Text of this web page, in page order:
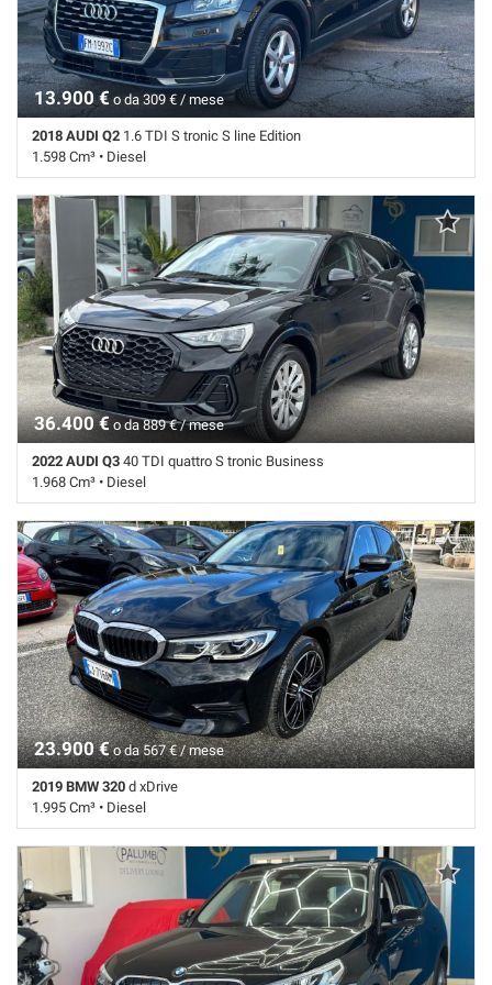
Navigatore satellitare • Specchietti laterali elettrici • Telecamera per
parcheggio assistito
13.900 €o da 309 € / mese
2018 AUDI Q2 1.6 TDI S tronic S line Edition
1.598 Cm³ • Diesel
208.104 Km • Cambio Sequenziale (7) • Nero pastello • 5 Porte • ABS •
Airbag • Airbag laterali • Airbag Passeggero • Airbag testa • Autoradio •
Bracciolo • Cerchi in lega • Chiusura centralizzata • Climatizzatore •
Controllo trazione • Cruise Control • ESP • Fendinebbia • Frenata
d'emergenza assistita • Immobilizzatore elettronico • Sensore di luce
• Sensore di pioggia • Sensori di parcheggio posteriori • Servosterzo •
Specchietti laterali elettrici
36.400 € o da 889 € / mese
2022 AUDI Q3 40 TDI quattro S tronic Business
1.968 Cm³ • Diesel
69.105 Km • Cambio Automatico (7) • Nero metallizzato • 5 Porte •
ABS • Adaptive Cruise Control • Airbag • Airbag laterali • Airbag
Passeggero • Airbag testa • Autoradio digitale • Bracciolo • Cerchi in
lega • Chiusura centralizzata • Climatizzatore • Controllo trazione •
Cruise Control • ESP • Fari LED • Frenata d'emergenza assistita •
Immobilizzatore elettronico • Riconoscimento dei segnali stradali •
Sensore di luce • Sensore di pioggia • Sensori di parcheggio posteriori
• Servosterzo • Navigatore satellitare • Specchietti laterali elettrici
23.900 €o da 567 € / mese
2019 BMW 320 d xDrive
1.995 Cm³ • Diesel
120.000 Km • Cambio Automatico (8) • Nero pastello • 4 Porte • ABS •
Airbag • Airbag laterali • Airbag Passeggero • Airbag testa • Autoradio •
Bluetooth • Bracciolo • Cerchi in lega • Chiusura centralizzata •
Climatizzatore • Controllo trazione • ESP • Fari LED • Fendinebbia •
Immobilizzatore elettronico • Sensore di luce • Sensore di pioggia •
Servosterzo • Specchietti laterali elettrici